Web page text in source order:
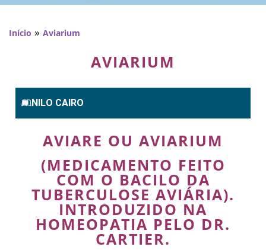
Início » Aviarium
AVIARIUM
NILO CAIRO
AVIARE OU AVIARIUM
(MEDICAMENTO FEITO
COM O BACILO DA
TUBERCULOSE AVIÁRIA).
INTRODUZIDO NA
HOMEOPATIA PELO DR.
CARTIER.